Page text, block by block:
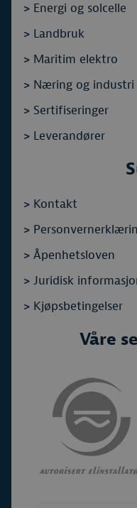
> Energi og solcelle
> Landbruk
> Maritim elektro
> Næring og industri
> Sertifiseringer
> Leverandører
> Kontakt
>
> Åpenhetsloven
> Juridisk
> Kjøpsbetingelser
Våre